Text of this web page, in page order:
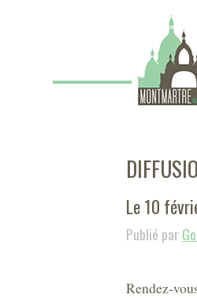
Le 10
Publié par
Rendez-